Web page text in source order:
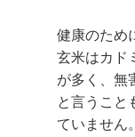
健康のため
玄米はカド
が多く、無
と言うこと
ていません。